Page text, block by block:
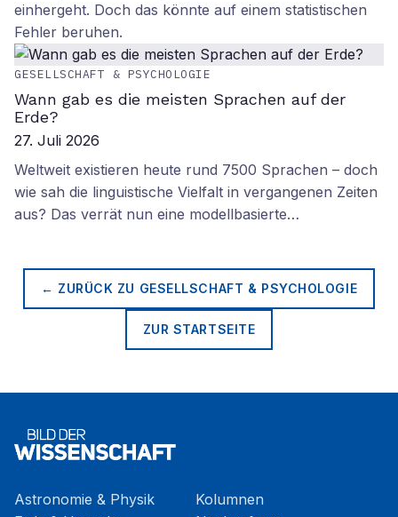
einhergeht. Doch das könnte auf einem statistischen
Fehler beruhen.
GESELLSCHAFT & PSYCHOLOGIE
Wann gab es die meisten Sprachen auf der
Erde?
27. Juli 2026
Weltweit existieren heute rund 7500 Sprachen – doch
wie sah die linguistische Vielfalt in vergangenen Zeiten
aus? Das verrät nun eine modellbasierte…
← ZURÜCK ZU GESELLSCHAFT & PSYCHOLOGIE
ZUR STARTSEITE
Astronomie & Physik
Kolumnen